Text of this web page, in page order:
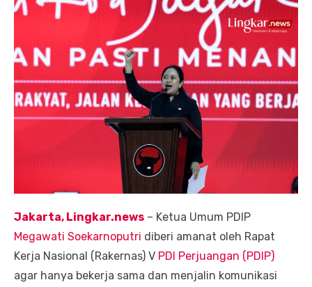
Jakarta, Lingkar.news – Ketua Umum PDIP
Megawati Soekarnoputri diberi amanat oleh Rapat
Kerja Nasional (Rakernas) V PDI Perjuangan (PDIP)
agar hanya bekerja sama dan menjalin komunikasi